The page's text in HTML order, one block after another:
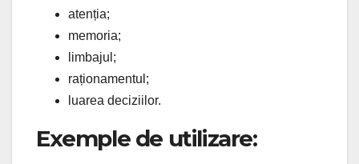
atenția;
memoria;
limbajul;
raționamentul;
luarea deciziilor.
Exemple de utilizare: